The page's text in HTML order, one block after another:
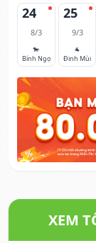
24
8/3
🐎
Bính Ngọ
25
9/3
🐐
Đinh Mùi
XEM